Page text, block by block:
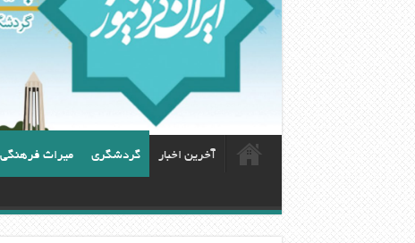
آخرین اخبار گردشگری ميراث فرهنگی